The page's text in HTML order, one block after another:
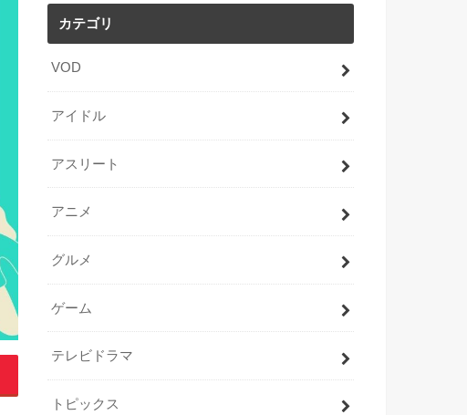
カテゴリ
VOD
アイドル
アスリート
アニメ
グルメ
ゲーム
テレビドラマ
トピックス